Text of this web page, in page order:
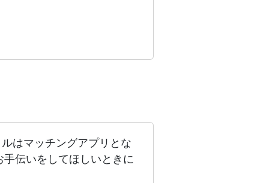
はマッチングアプリとな
伝いをしてほしいときに